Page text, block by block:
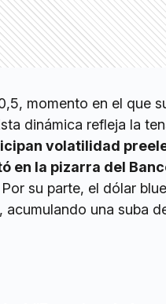
momento en el que
dinámica refleja la
volatilidad
en la pizarra del
su parte, el dólar
una suba